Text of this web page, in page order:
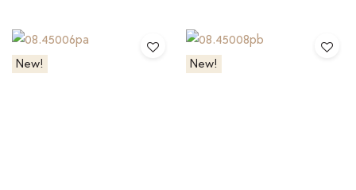
New! New!